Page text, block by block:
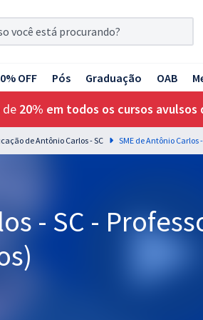
OFF Pós Graduação OAB
de 20% em todos os cursos avulsos
de Antônio Carlos - SC
- SC -